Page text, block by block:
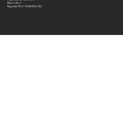
REA 123527
Reg. Imp. PD n.º 00401550280